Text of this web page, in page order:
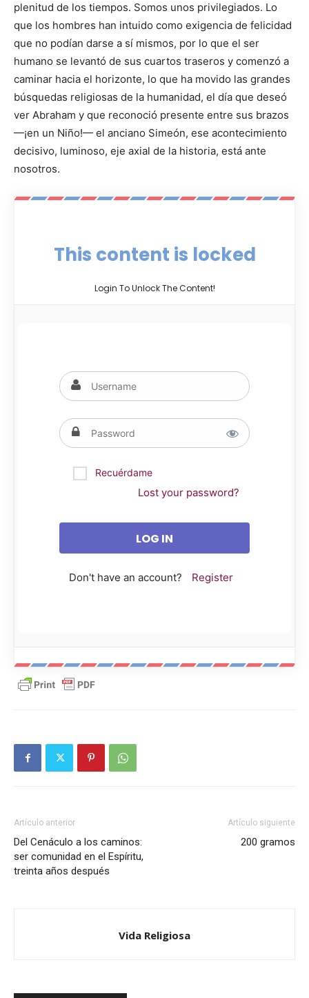
plenitud de los tiempos. Somos unos privilegiados. Lo
que los hombres han intuido como exigencia de felicidad
que no podían darse a sí mismos, por lo que el ser
humano se levantó de sus cuartos traseros y comenzó a
caminar hacia el horizonte, lo que ha movido las grandes
búsquedas religiosas de la humanidad, el día que deseó
ver Abraham y que reconoció presente entre sus brazos
—¡en un Niño!— el anciano Simeón, ese acontecimiento
decisivo, luminoso, eje axial de la historia, está ante
nosotros.
This content is locked
Login To Unlock The Content!
Recuérdame
Lost your password?
Don't have an account? Register
Artículo anterior
Del Cenáculo a los caminos:
ser comunidad en el Espíritu,
treinta años después
Artículo siguiente
200 gramos
Vida Religiosa